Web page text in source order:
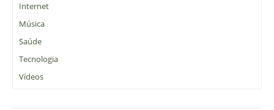
Internet
Música
Saúde
Tecnologia
Vídeos